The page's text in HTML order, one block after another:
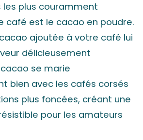
les plus couramment
café est le cacao en poudre.
ajoutée à votre café lui
délicieusement
se marie
bien avec les cafés corsés
plus foncées, créant une
pour les amateurs